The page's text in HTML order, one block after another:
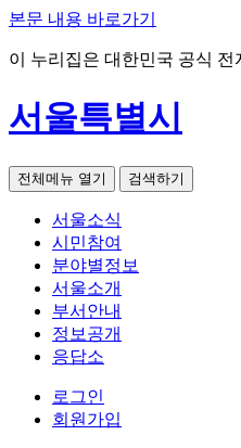
본문 내용 바로가기
이 누리집은 대한민국 공식
서울특별시
전체메뉴 열기 검색하기
서울소식
시민참여
분야별정보
서울소개
부서안내
정보공개
응답소
로그인
회원가입